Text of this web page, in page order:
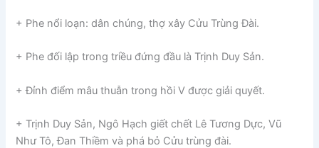
+ Phe nổi loạn: dân chúng, thợ xây Cửu Trùng Đài.
+ Phe đối lập trong triều đứng đầu là Trịnh Duy Sản.
+ Đỉnh điểm mâu thuẫn trong hồi V được giải quyết.
+ Trịnh Duy Sản, Ngô Hạch giết chết Lê Tương Dực, Vũ
Như Tô, Đan Thiềm và phá bỏ Cửu trùng đài.